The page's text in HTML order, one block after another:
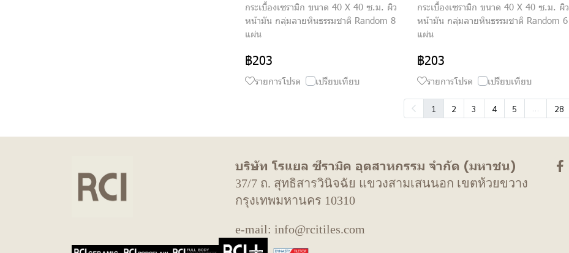
กระเบื้องเซรามิก ขนาด 40 X 40 ซ.ม. ผิว
หน้ามัน กลุ่มลายหินธรรมชาติ Random 8
แผ่น
฿203
รายการโปรด เปรียบเทียบ
กระเบื้องเซรามิก ขนาด 40 X 40 ซ.ม. ผิว
หน้ามัน กลุ่มลายหินธรรมชาติ Random 6
แผ่น
฿203
รายการโปรด เปรียบเทียบ
1 2 3 4 5 28
บริษัท โรแยล ซีรามิค อุตสาหกรรม จำกัด (มหาชน)
37/7 ถ. สุทธิสารวินิจฉัย แขวงสามเสนนอก เขตห้วยขวาง
กรุงเทพมหานคร 10310
e-mail: info@rcitiles.com